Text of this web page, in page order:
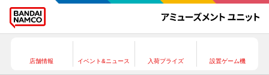
店舗情報 イベント&ニュース 入荷プライズ 設置ゲーム機